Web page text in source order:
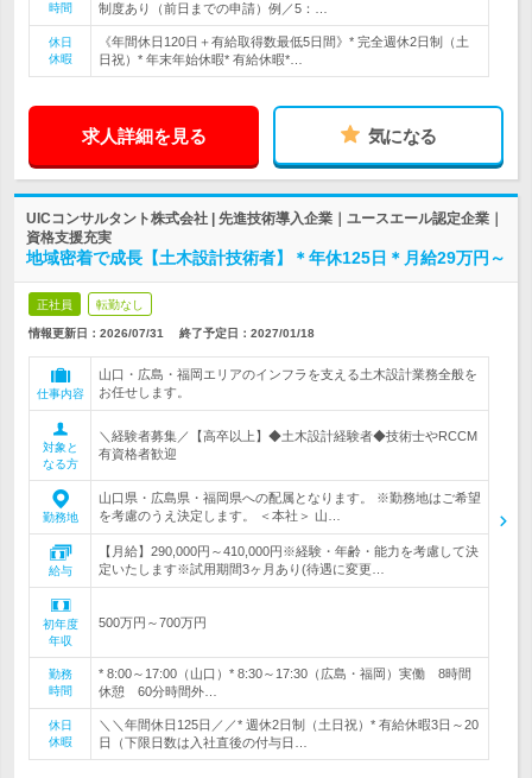
時間
制度あり（前日までの申請）例／5：…
休日
休暇
《年間休日120日＋有給取得数最低5日間》* 完全週休2日制（土
日祝）* 年末年始休暇* 有給休暇*…
求人詳細を見る 気になる
UICコンサルタント株式会社 | 先進技術導入企業｜ユースエール認定企業｜
資格支援充実
地域密着で成長【土木設計技術者】＊年休125日＊月給29万円～
正社員 転勤なし
情報更新日：2026/07/31 終了予定日： 2027/01/18
仕事内容
山口・広島・福岡エリアのインフラを支える土木設計業務全般を
お任せします。
対象と
なる方
＼経験者募集／【高卒以上】◆土木設計経験者◆技術士やRCCM
有資格者歓迎
勤務地
山口県・広島県・福岡県への配属となります。 ※勤務地はご希望
を考慮のうえ決定します。 ＜本社＞ 山…
給与
【月給】290,000円～410,000円※経験・年齢・能力を考慮して決
定いたします※試用期間3ヶ月あり(待遇に変更…
初年度
年収
500万円～700万円
勤務
時間
* 8:00～17:00（山口）* 8:30～17:30（広島・福岡）実働 8時間
休憩 60分時間外…
休日
休暇
＼＼年間休日125日／／* 週休2日制（土日祝）* 有給休暇3日～20
日（下限日数は入社直後の付与日…